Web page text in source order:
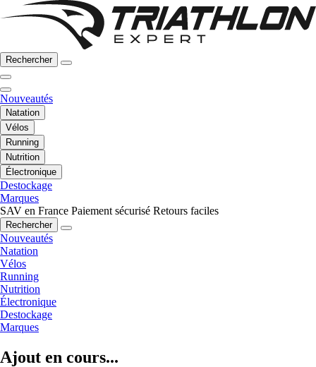
Rechercher
Nouveautés
Natation
Vélos
Running
Nutrition
Électronique
Destockage
Marques
SAV en France Paiement sécurisé Retours faciles
Rechercher
Nouveautés
Natation
Vélos
Running
Nutrition
Électronique
Destockage
Marques
Ajout en cours...